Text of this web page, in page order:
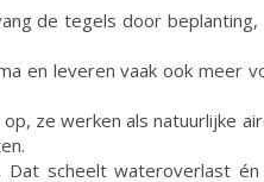
de tegels door
en leveren vaak ook meer
ze werken als natuurlijke
Dat scheelt wateroverlast